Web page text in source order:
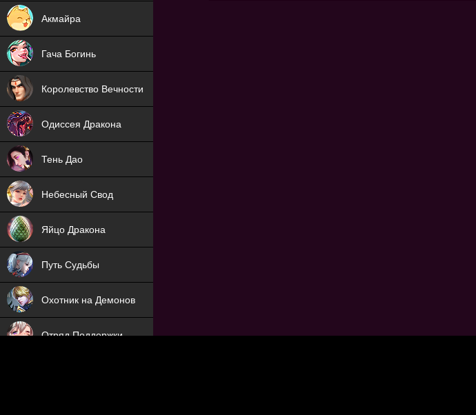
Акмайра
Гача Богинь
NEW
Королевство Вечности
NEW
Одиссея Дракона
NEW
Тень Дао
NEW
Небесный Свод
NEW
Яйцо Дракона
NEW
Путь Судьбы
NEW
Охотник на Демонов
ХИТ
Отряд Поддержки
ХИТ